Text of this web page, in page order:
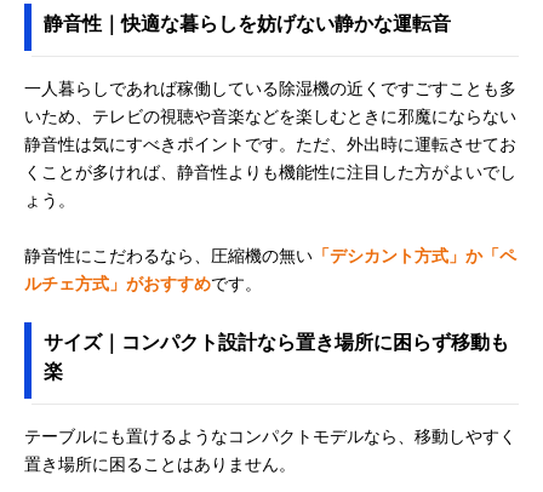
静音性｜快適な暮らしを妨げない静かな運転音
一人暮らしであれば稼働している除湿機の近くですごすことも多
いため、テレビの視聴や音楽などを楽しむときに邪魔にならない
静音性は気にすべきポイントです。ただ、外出時に運転させてお
くことが多ければ、静音性よりも機能性に注目した方がよいでし
ょう。
静音性にこだわるなら、圧縮機の無い 「デシカント方式」か「ペ
ルチェ方式」がおすすめです。
サイズ｜コンパクト設計なら置き場所に困らず移動も
楽
テーブルにも置けるようなコンパクトモデルなら、移動しやすく
置き場所に困ることはありません。